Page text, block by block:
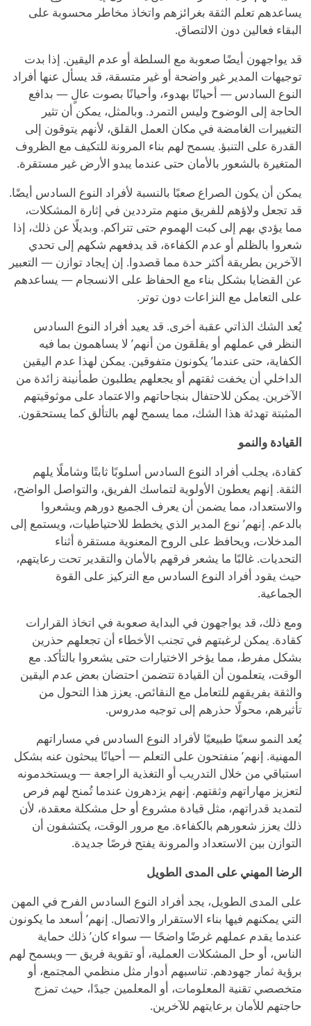
يساعدهم تعلم الثقة بغرائزهم واتخاذ مخاطر محسوبة على
البقاء فعالين دون الالتصاق.
قد يواجهون أيضًا صعوبة مع السلطة أو عدم اليقين. إذا بدت
توجيهات المدير غير واضحة أو غير متسقة، قد يسأل عنها أفراد
النوع السادس — أحيانًا بهدوء، وأحيانًا بصوت عالٍ — بدافع
الحاجة إلى الوضوح وليس التمرد. وبالمثل، يمكن أن تثير
التغييرات الغامضة في مكان العمل القلق، لأنهم يتوقون إلى
القدرة على التنبؤ. يسمح لهم بناء المرونة للتكيف مع الظروف
المتغيرة بالشعور بالأمان حتى عندما يبدو الأرض غير مستقرة.
يمكن أن يكون الصراع صعبًا بالنسبة لأفراد النوع السادس أيضًا.
قد تجعل ولاؤهم للفريق منهم مترددين في إثارة المشكلات،
مما يؤدي بهم إلى كبت الهموم حتى تتراكم. وبديلًا عن ذلك، إذا
شعروا بالظلم أو عدم الكفاءة، قد يدفعهم شكهم إلى تحدي
الآخرين بطريقة أكثر حدة مما قصدوا. إن إيجاد توازن — التعبير
عن القضايا بشكل بناء مع الحفاظ على الانسجام — يساعدهم
على التعامل مع النزاعات دون توتر.
يُعد الشك الذاتي عقبة أخرى. قد يعيد أفراد النوع السادس
النظر في عملهم أو يقلقون من أنهم’ لا يساهمون بما فيه
الكفاية، حتى عندما’ يكونون متفوقين. يمكن لهذا عدم اليقين
الداخلي أن يخفت ثقتهم أو يجعلهم يطلبون طمأنينة زائدة من
الآخرين. يمكن للاحتفال بنجاحاتهم والاعتماد على موثوقيتهم
المثبتة تهدئة هذا الشك، مما يسمح لهم بالتألق كما يستحقون.
القيادة والنمو
كقادة، يجلب أفراد النوع السادس أسلوبًا ثابتًا وشاملًا يلهم
الثقة. إنهم يعطون الأولوية لتماسك الفريق، والتواصل الواضح،
والاستعداد، مما يضمن أن يعرف الجميع دورهم ويشعروا
بالدعم. إنهم’ نوع المدير الذي يخطط للاحتياطيات، ويستمع إلى
المدخلات، ويحافظ على الروح المعنوية مستقرة أثناء
التحديات. غالبًا ما يشعر فرقهم بالأمان والتقدير تحت رعايتهم،
حيث يقود أفراد النوع السادس مع التركيز على القوة
الجماعية.
ومع ذلك، قد يواجهون في البداية صعوبة في اتخاذ القرارات
كقادة. يمكن لرغبتهم في تجنب الأخطاء أن تجعلهم حذرين
بشكل مفرط، مما يؤخر الاختيارات حتى يشعروا بالتأكد. مع
الوقت، يتعلمون أن القيادة تتضمن احتضان بعض عدم اليقين
والثقة بفريقهم للتعامل مع النقائص. يعزز هذا التحول من
تأثيرهم، محولًا حذرهم إلى توجيه مدروس.
يُعد النمو سعيًا طبيعيًا لأفراد النوع السادس في مساراتهم
المهنية. إنهم’ منفتحون على التعلم — أحيانًا يبحثون عنه بشكل
استباقي من خلال التدريب أو التغذية الراجعة — ويستخدمونه
لتعزيز مهاراتهم وثقتهم. إنهم يزدهرون عندما تُمنح لهم فرص
لتمديد قدراتهم، مثل قيادة مشروع أو حل مشكلة معقدة، لأن
ذلك يعزز شعورهم بالكفاءة. مع مرور الوقت، يكتشفون أن
التوازن بين الاستعداد والمرونة يفتح فرصًا جديدة.
الرضا المهني على المدى الطويل
على المدى الطويل، يجد أفراد النوع السادس الفرح في المهن
التي يمكنهم فيها بناء الاستقرار والاتصال. إنهم’ أسعد ما يكونون
عندما يقدم عملهم غرضًا واضحًا — سواء كان’ ذلك حماية
الناس، أو حل المشكلات العملية، أو تقوية فريق — ويسمح لهم
برؤية ثمار جهودهم. تناسبهم أدوار مثل منظمي المجتمع، أو
متخصصي تقنية المعلومات، أو المعلمين جيدًا، حيث تمزج
حاجتهم للأمان برعايتهم للآخرين.